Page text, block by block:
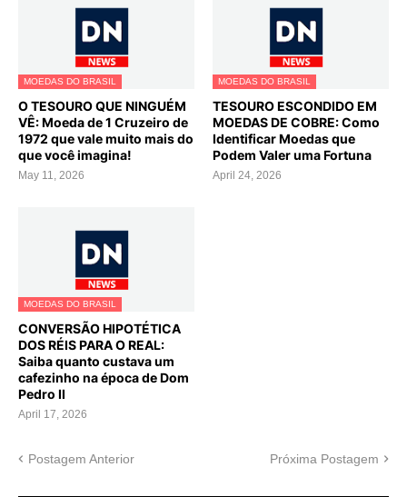
MOEDAS DO BRASIL
O TESOURO QUE NINGUÉM
VÊ: Moeda de 1 Cruzeiro de
1972 que vale muito mais do
que você imagina!
May 11, 2026
MOEDAS DO BRASIL
TESOURO ESCONDIDO EM
MOEDAS DE COBRE: Como
Identificar Moedas que
Podem Valer uma Fortuna
April 24, 2026
MOEDAS DO BRASIL
CONVERSÃO HIPOTÉTICA
DOS RÉIS PARA O REAL:
Saiba quanto custava um
cafezinho na época de Dom
Pedro II
April 17, 2026
Postagem Anterior Próxima Postagem